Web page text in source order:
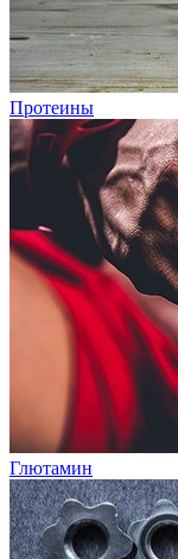
Протеины
Глютамин